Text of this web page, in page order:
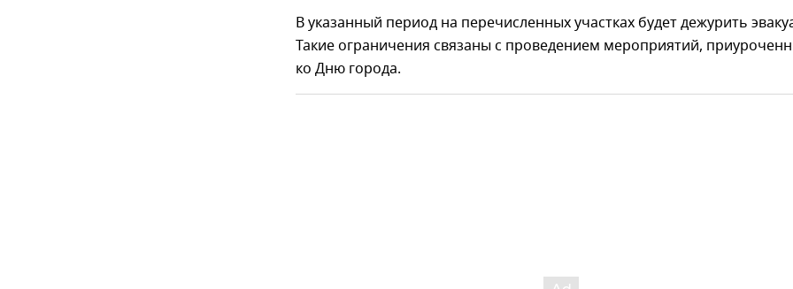
В указанный период на перечисленных участках будет дежурить
Такие ограничения связаны с проведением мероприятий,
ко Дню города.